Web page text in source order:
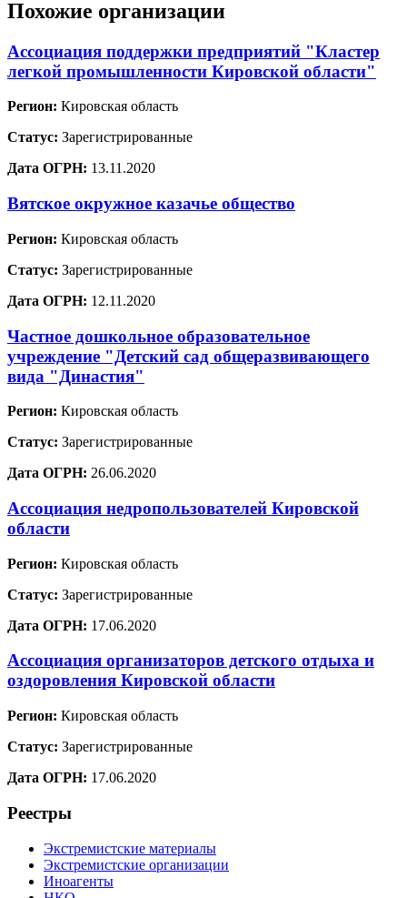
Похожие организации
Ассоциация поддержки предприятий "Кластер
легкой промышленности Кировской области"
Регион: Кировская область
Статус: Зарегистрированные
Дата ОГРН: 13.11.2020
Вятское окружное казачье общество
Регион: Кировская область
Статус: Зарегистрированные
Дата ОГРН: 12.11.2020
Частное дошкольное образовательное
учреждение "Детский сад общеразвивающего
вида "Династия"
Регион: Кировская область
Статус: Зарегистрированные
Дата ОГРН: 26.06.2020
Ассоциация недропользователей Кировской
области
Регион: Кировская область
Статус: Зарегистрированные
Дата ОГРН: 17.06.2020
Ассоциация организаторов детского отдыха и
оздоровления Кировской области
Регион: Кировская область
Статус: Зарегистрированные
Дата ОГРН: 17.06.2020
Реестры
Экстремистские материалы
Экстремистские организации
Иноагенты